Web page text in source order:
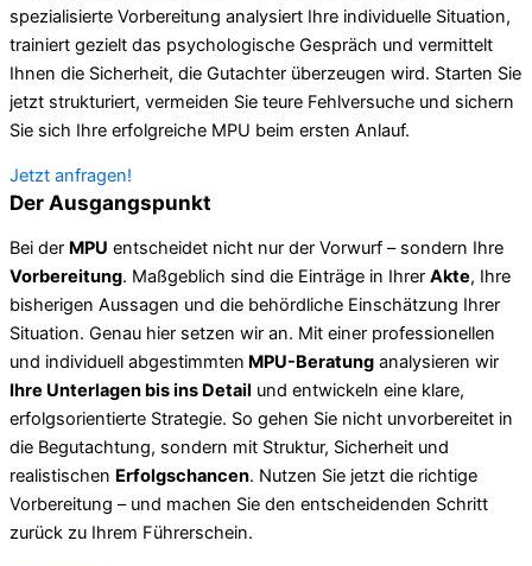
spezialisierte Vorbereitung analysiert Ihre individuelle Situation,
trainiert gezielt das psychologische Gespräch und vermittelt
Ihnen die Sicherheit, die Gutachter überzeugen wird. Starten Sie
jetzt strukturiert, vermeiden Sie teure Fehlversuche und sichern
Sie sich Ihre erfolgreiche MPU beim ersten Anlauf.
Jetzt anfragen!
Der Ausgangspunkt
Bei der MPU entscheidet nicht nur der Vorwurf – sondern Ihre
Vorbereitung. Maßgeblich sind die Einträge in Ihrer Akte, Ihre
bisherigen Aussagen und die behördliche Einschätzung Ihrer
Situation. Genau hier setzen wir an. Mit einer professionellen
und individuell abgestimmten MPU-Beratung analysieren wir
Ihre Unterlagen bis ins Detail und entwickeln eine klare,
erfolgsorientierte Strategie. So gehen Sie nicht unvorbereitet in
die Begutachtung, sondern mit Struktur, Sicherheit und
realistischen Erfolgschancen. Nutzen Sie jetzt die richtige
Vorbereitung – und machen Sie den entscheidenden Schritt
zurück zu Ihrem Führerschein.